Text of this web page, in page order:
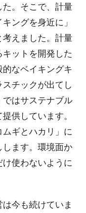
。そこで、計量
ングを身近に」
えました。計量
ットを開発した
なベイキングキ
チックが出てし
ではサステナブル
供しています。
ギとハカリ」に
ます。環境面か
使わないように
今も続けていま